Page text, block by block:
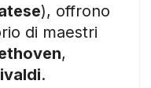
), offrono
di maestri
,
.